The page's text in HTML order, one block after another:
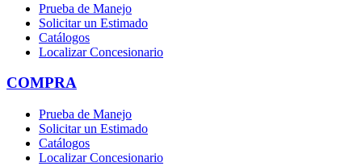
Prueba de Manejo
Solicitar un Estimado
Catálogos
Localizar Concesionario
COMPRA
Prueba de Manejo
Solicitar un Estimado
Catálogos
Localizar Concesionario